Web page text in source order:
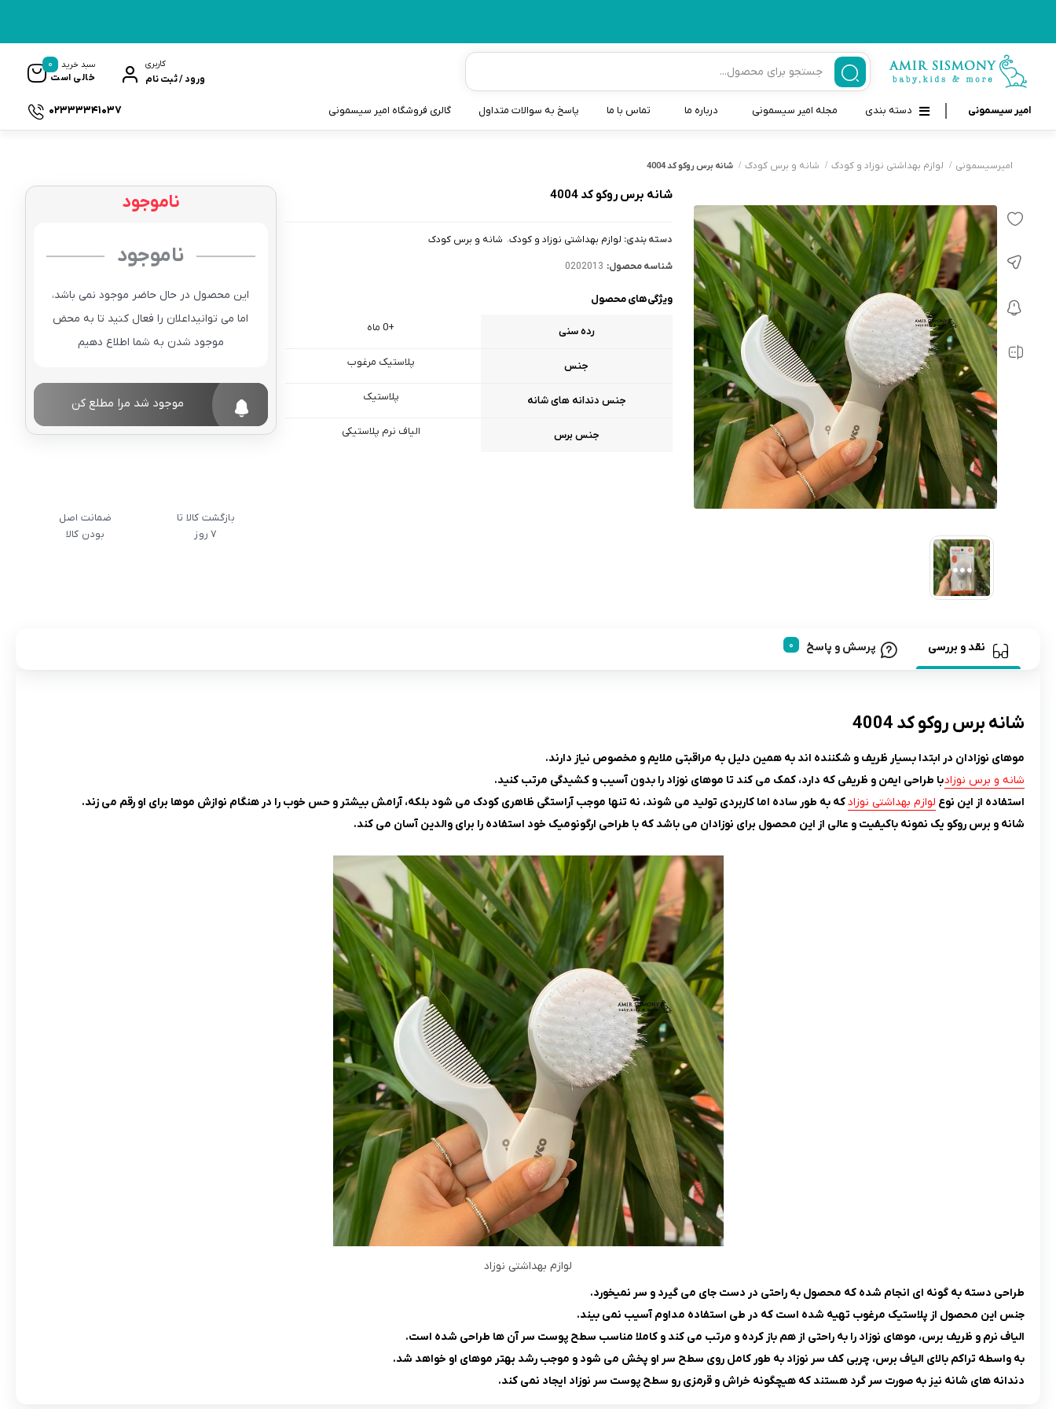
کاربری
ورود / ثبت نام
سبد خرید
خالی است
0
امیر سیسمونی دسته بندی
قاب و بندپستانک
سرنگ داروخوری نوزاد
شانه برس کودک
پواربینی
مسواک و خمیر دندان کودک
تب سنج نوزاد و کودک
رابط و پد سینه
دستگاه بخور سرد کودک
حمل و نقل نوزاد
لوازم حمام نوزاد
لوازم اتاق نوزاد و کودک
اسباب بازی دخترانه و پسرانه
اسباب بازی نوزاد
لباس و اکسسوری
مجله امیر سیسمونی درباره ما تماس با ما پاسخ به سوالات متداول گالری فروشگاه امیر سیسمونی 02333341037
امیرسیسمونی لوازم بهداشتی نوزاد و کودک شانه و برس کودک شانه برس روکو کد 4004
شانه برس روکو کد 4004
دسته بندی: لوازم بهداشتی نوزاد و کودک شانه و برس کودک
شناسه محصول: 0202013
ویژگی‌های محصول
رده سنی +0 ماه
جنس پلاستیک مرغوب
جنس دندانه های شانه پلاستیک
جنس برس الیاف نرم پلاستیکی
ناموجود
ناموجود
این محصول در حال حاضر موجود نمی باشد،
اما می توانیداعلان را فعال کنید تا به محض
موجود شدن به شما اطلاع دهیم
موجود شد مرا مطلع کن
بازگشت کالا تا
7 روز
ضمانت اصل
بودن کالا
نقد و بررسی پرسش و پاسخ
شانه برس روکو کد 4004
موهای نوزادان در ابتدا بسیار ظریف و شکننده اند به همین دلیل به مراقبتی ملایم و مخصوص نیاز دارند.
شانه و برس نوزادبا طراحی ایمن و ظریفی که دارد، کمک می کند تا موهای نوزاد را بدون آسیب و کشیدگی مرتب کنید.
استفاده از این نوع لوازم بهداشتی نوزادکه به طور ساده اما کاربردی تولید می شوند، نه تنها موجب آراستگی ظاهری کودک می شود بلکه، آرامش بیشتر و حس خوب را در هنگام نوازش موها برای او رقم می زند.
شانه و برس روکو یک نمونه باکیفیت و عالی از این محصول برای نوزادان می باشد که با طراحی ارگونومیک خود استفاده را برای والدین آسان می کند.
لوازم بهداشتی نوزاد
طراحی دسته به گونه ای انجام شده که محصول به راحتی در دست جای می گیرد و سر نمیخورد.
جنس این محصول از پلاستیک مرغوب تهیه شده است که در طی استفاده مداوم آسیب نمی بیند.
الیاف نرم و ظریف برس، موهای نوزاد را به راحتی از هم باز کرده و مرتب می کند و کاملا مناسب سطح پوست سر آن ها طراحی شده است.
به واسطه تراکم بالای الیاف برس، چربی کف سر نوزاد به طور کامل روی سطح سر او پخش می شود و موجب رشد بهتر موهای او خواهد شد.
دندانه های شانه نیز به صورت سر گرد هستند که هیچگونه خراش و قرمزی رو سطح پوست سر نوزاد ایجاد نمی کند.